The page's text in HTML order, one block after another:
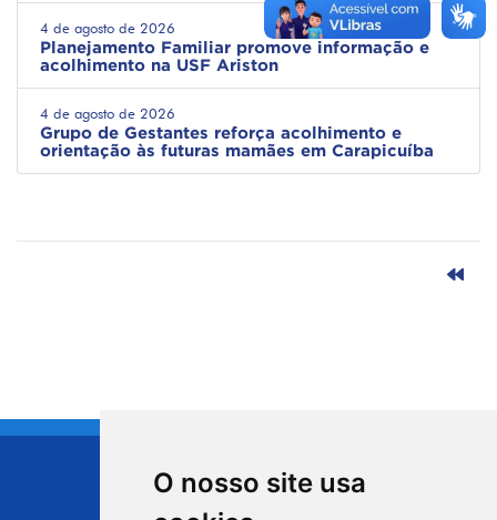
O nosso site usa
4 de agosto de 2026
Planejamento Familiar promove informação e
acolhimento na USF Ariston
4 de agosto de 2026
Grupo de Gestantes reforça acolhimento e
orientação às futuras mamães em Carapicuíba
CIDADE DE